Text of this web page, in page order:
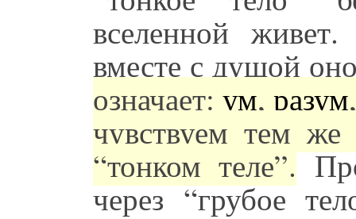
вселенной
вместе с душой
означает: ум,разум
чувствуем тем
“тонком теле”.
через “грубое